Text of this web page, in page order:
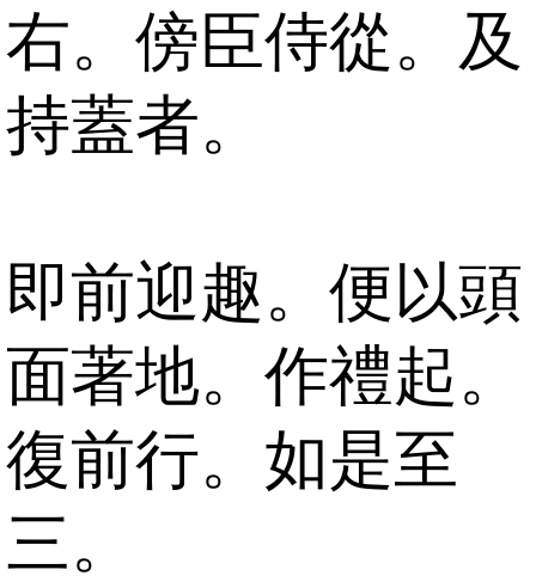
右。傍臣侍從。及
持蓋者。
即前迎趣。便以頭
面著地。作禮起。
復前行。如是至
三。